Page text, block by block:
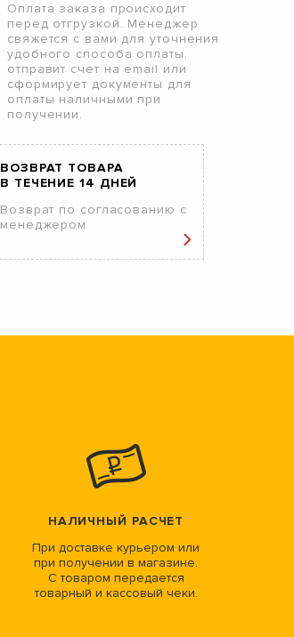
Оплата заказа происходит
перед отгрузкой. Менеджер
свяжется с вами для уточнения
удобного способа оплаты,
отправит счет на email или
сформирует документы для
оплаты наличными при
получении.
ВОЗВРАТ ТОВАРА
В ТЕЧЕНИЕ 14 ДНЕЙ
Возврат по согласованию с
менеджером
НАЛИЧНЫЙ РАСЧЕТ
При доставке курьером или
при получении в магазине.
С товаром передается
товарный и кассовый чеки.